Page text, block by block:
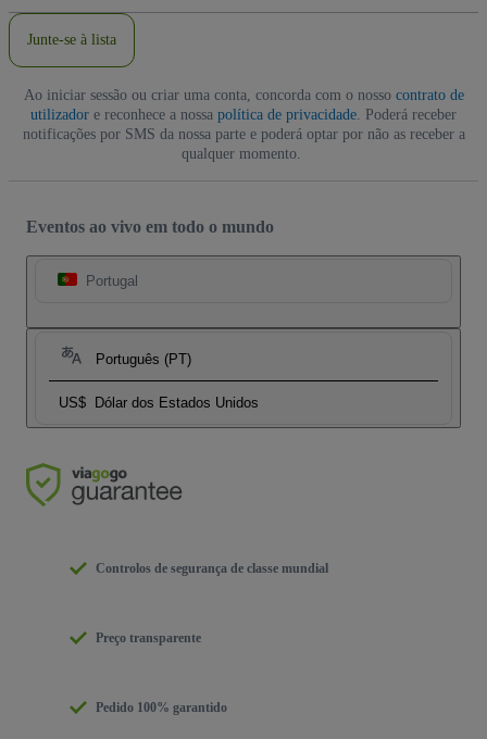
Junte-se à lista
Ao iniciar sessão ou criar uma conta, concorda com o nosso contrato de
utilizador e reconhece a nossa política de privacidade. Poderá receber
notificações por SMS da nossa parte e poderá optar por não as receber a
qualquer momento.
Eventos ao vivo em todo o mundo
Portugal
Português (PT)
US$ Dólar dos Estados Unidos
Controlos de segurança de classe mundial
Preço transparente
Pedido 100% garantido